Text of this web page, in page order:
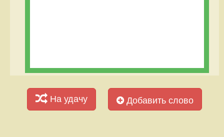
На удачу Добавить слово